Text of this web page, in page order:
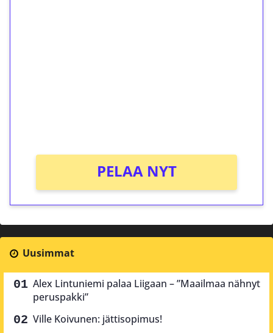
PELAA NYT
Uusimmat
Alex Lintuniemi palaa Liigaan – ”Maailmaa nähnyt
peruspakki”
Ville Koivunen: jättisopimus!